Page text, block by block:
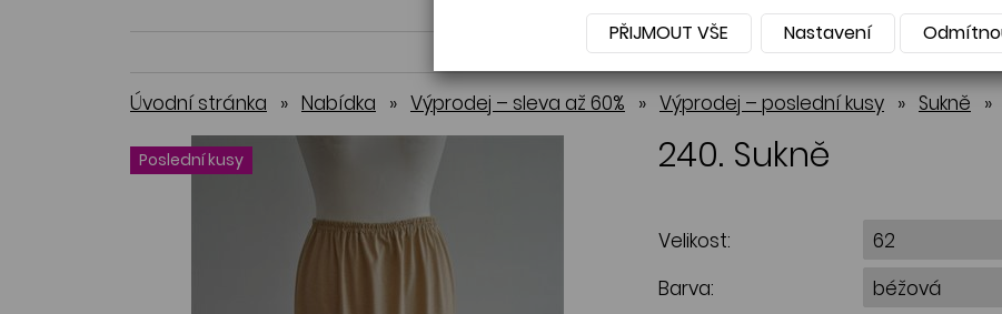
NABÍDKA
Úvodní stránka » Nabídka » Výprodej – sleva až 60% » Výprodej – poslední kusy » Sukně »
Poslední kusy 240. Sukně
Velikost:
Barva:
PŘIJMOUT VŠE Nastavení